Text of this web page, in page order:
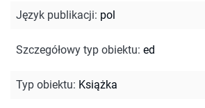
Język publikacji: pol
Szczegółowy typ obiektu: ed
Typ obiektu: Książka